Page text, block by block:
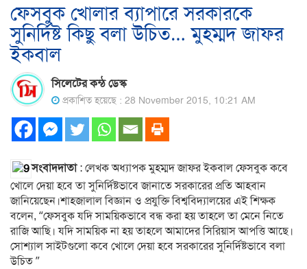
ফেসবুক খোলার ব্যাপারে সরকারকে
সুনির্দিষ্ট কিছু বলা উচিত… মুহম্মদ জাফর
ইকবাল
সিলেটের কন্ঠ ডেস্ক
প্রকাশিত হয়েছে : 28 November 2015, 10:21 AM
সংবাদদাতা: লেখক অধ্যাপক মুহম্মদ জাফর ইকবাল ফেসবুক কবে
খোলে দেয়া হবে তা সুনির্দিষ্টভাবে জানাতে সরকারের প্রতি আহবান
জানিয়েছেন।শাহজালাল বিজ্ঞান ও প্রযুক্তি বিশ্ববিদ্যালয়ের এই শিক্ষক
বলেন, “ফেসবুক যদি সাময়িকভাবে বন্ধ করা হয় তাহলে তা মেনে নিতে
রাজি আছি। যদি সাময়িক না হয় তাহলে আমাদের সিরিয়াস আপত্তি আছে।
সোশ্যাল সাইটগুলো কবে খোলে দেয়া হবে সরকারের সুনির্দিষ্টভাবে বলা
উচিত ”